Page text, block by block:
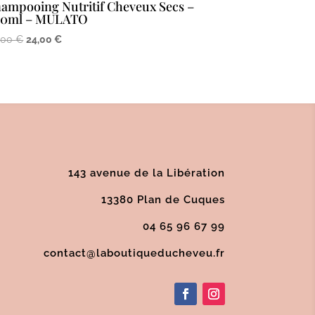
Nutritif Cheveux Secs –
– MULATO
€ Le
30,00 €.
24,00€Le
24,00 €.
143 avenue de la Libération
13380 Plan de Cuques
04 65 96 67 99
contact@laboutiqueducheveu.fr